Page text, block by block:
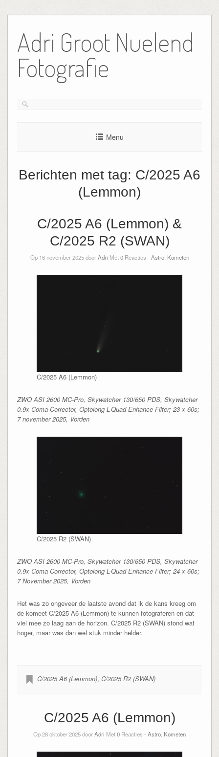
de
inhoud
Adri Groot Nuelend
Fotografie
Menu
Berichten met tag: C/2025 A6
(Lemmon)
C/2025 A6 (Lemmon) &
C/2025 R2 (SWAN)
Op 16 november 2025 doorAdri Met0Reacties - Astro, Kometen
C/2025 A6 (Lemmon)
ZWO ASI 2600 MC-Pro, Skywatcher 130/650 PDS, Skywatcher
0.9x Coma Corrector, Optolong L-Quad Enhance Filter; 23 x 60s;
7 november 2025, Vorden
C/2025 R2 (SWAN)
ZWO ASI 2600 MC-Pro, Skywatcher 130/650 PDS, Skywatcher
0.9x Coma Corrector, Optolong L-Quad Enhance Filter; 24 x 60s;
7 November 2025, Vorden
Het was zo ongeveer de laatste avond dat ik de kans kreeg om
de komeet C/2025 A6 (Lemmon) te kunnen fotograferen en dat
viel mee zo laag aan de horizon. C/2025 R2 (SWAN) stond wat
hoger, maar was dan wel stuk minder helder.
C/2025 A6 (Lemmon), C/2025 R2 (SWAN)
C/2025 A6 (Lemmon)
Op 28 oktober 2025 doorAdri Met0 Reacties - Astro Kometen